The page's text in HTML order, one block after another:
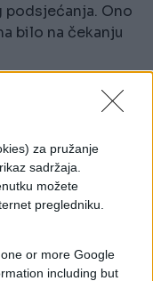
za pružanje
sadržaja.
možete
pregledniku.
or more Google
including but
Ono
bilo na čekanju
Jarčeve koji
ili
stiže mogla bi
situaciju.
zemljišta ili
ne žurite. Kraj
nego što